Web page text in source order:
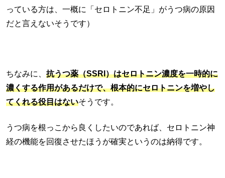
っている方は、一概に「セロトニン不足」がうつ病の原因
だと言えないそうです）
ちなみに、 抗うつ薬（SSRI）はセロトニン濃度を一時的に
濃くする作用があるだけで、根本的にセロトニンを増やし
てくれる役目はないそうです。
うつ病を根っこから良くしたいのであれば、セロトニン神
経の機能を回復させたほうが確実というのは納得です。